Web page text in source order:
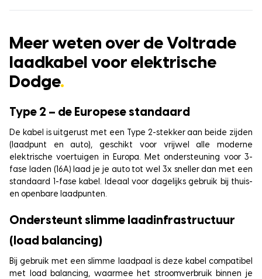
Meer weten over de Voltrade
laadkabel voor elektrische
Dodge.
Type 2 – de Europese standaard
De kabel is uitgerust met een Type 2-stekker aan beide zijden
(laadpunt en auto), geschikt voor vrijwel alle moderne
elektrische voertuigen in Europa. Met ondersteuning voor 3-
fase laden (16A) laad je je auto tot wel 3x sneller dan met een
standaard 1-fase kabel. Ideaal voor dagelijks gebruik bij thuis-
en openbare laadpunten.
Ondersteunt slimme laadinfrastructuur
(load balancing)
Bij gebruik met een slimme laadpaal is deze kabel compatibel
met load balancing, waarmee het stroomverbruik binnen je